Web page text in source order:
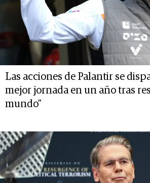
Las acciones de Palantir se
mejor jornada en un año tras
mundo”